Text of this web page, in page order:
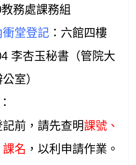
務處課務組
堂登記 ：六館四樓
李杏玉秘書（管院大
室）
前，請先查明課號、
名 ，以利申請作業。